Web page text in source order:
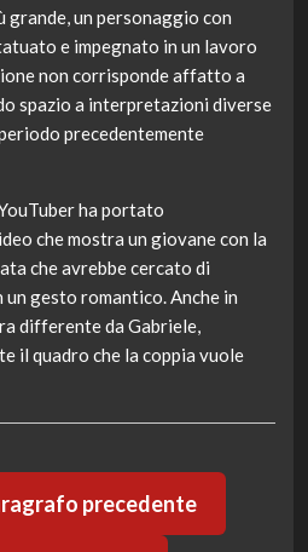
grande, un personaggio con
e impegnato in un lavoro
non corrisponde affatto a
spazio a interpretazioni diverse
precedentemente
ha portato
che mostra un giovane con la
che avrebbe cercato di
gesto romantico. Anche in
differente da Gabriele,
il quadro che la coppia vuole
precedente